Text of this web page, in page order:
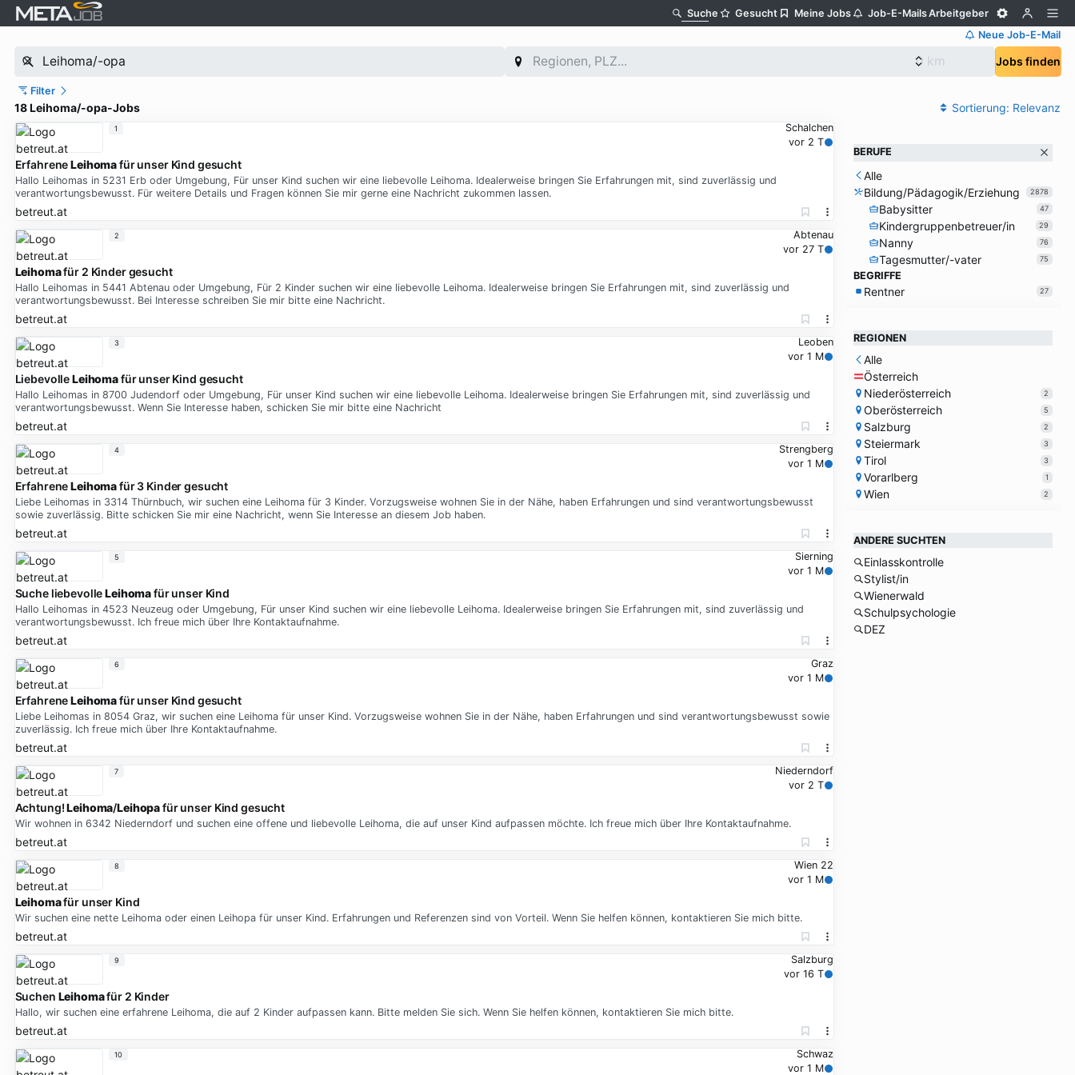
Suche Gesucht Meine Jobs Job-E-MailsArbeitgeber
Neue Job-E-Mail
Jobs finden
Filter
18 Leihoma/-opa-Jobs Sortierung: Relevanz
Schalchen
vor 2 T
ErfahreneLeihomafür unser Kind gesucht
Hallo Leihomas in 5231 Erb oder Umgebung, Für unser Kind suchen wir eine liebevolle Leihoma. Idealerweise bringen Sie Erfahrungen mit, sind zuverlässig und
verantwortungsbewusst. Für weitere Details und Fragen können Sie mir gerne eine Nachricht zukommen lassen.
betreut.at
1
Abtenau
vor 27 T
Leihomafür 2 Kinder gesucht
Hallo Leihomas in 5441 Abtenau oder Umgebung, Für 2 Kinder suchen wir eine liebevolle Leihoma. Idealerweise bringen Sie Erfahrungen mit, sind zuverlässig und
verantwortungsbewusst. Bei Interesse schreiben Sie mir bitte eine Nachricht.
betreut.at
2
Leoben
vor 1 M
LiebevolleLeihomafür unser Kind gesucht
Hallo Leihomas in 8700 Judendorf oder Umgebung, Für unser Kind suchen wir eine liebevolle Leihoma. Idealerweise bringen Sie Erfahrungen mit, sind zuverlässig und
verantwortungsbewusst. Wenn Sie Interesse haben, schicken Sie mir bitte eine Nachricht
betreut.at
3
Strengberg
vor 1 M
ErfahreneLeihomafür 3 Kinder gesucht
Liebe Leihomas in 3314 Thürnbuch, wir suchen eine Leihoma für 3 Kinder. Vorzugsweise wohnen Sie in der Nähe, haben Erfahrungen und sind verantwortungsbewusst
sowie zuverlässig. Bitte schicken Sie mir eine Nachricht, wenn Sie Interesse an diesem Job haben.
betreut.at
4
Sierning
vor 1 M
Suche liebevolleLeihomafür unser Kind
Hallo Leihomas in 4523 Neuzeug oder Umgebung, Für unser Kind suchen wir eine liebevolle Leihoma. Idealerweise bringen Sie Erfahrungen mit, sind zuverlässig und
verantwortungsbewusst. Ich freue mich über Ihre Kontaktaufnahme.
betreut.at
5
Graz
vor 1 M
ErfahreneLeihomafür unser Kind gesucht
Liebe Leihomas in 8054 Graz, wir suchen eine Leihoma für unser Kind. Vorzugsweise wohnen Sie in der Nähe, haben Erfahrungen und sind verantwortungsbewusst sowie
zuverlässig. Ich freue mich über Ihre Kontaktaufnahme.
betreut.at
6
Niederndorf
vor 2 T
Achtung!Leihoma/Leihopafür unser Kind gesucht
Wir wohnen in 6342 Niederndorf und suchen eine offene und liebevolle Leihoma, die auf unser Kind aufpassen möchte. Ich freue mich über Ihre Kontaktaufnahme.
betreut.at
7
Wien 22
vor 1 M
Leihomafür unser Kind
Wir suchen eine nette Leihoma oder einen Leihopa für unser Kind. Erfahrungen und Referenzen sind von Vorteil. Wenn Sie helfen können, kontaktieren Sie mich bitte.
betreut.at
8
Salzburg
vor 16 T
Suchen Leihomafür 2 Kinder
Hallo, wir suchen eine erfahrene Leihoma, die auf 2 Kinder aufpassen kann. Bitte melden Sie sich. Wenn Sie helfen können, kontaktieren Sie mich bitte.
betreut.at
9
Schwaz
vor 1 M
10
BERUFE
Alle
Bildung/Pädagogik/Erziehung
2878
Babysitter 47
Kindergruppenbetreuer/in 29
Nanny 76
Tagesmutter/-vater 75
BEGRIFFE
Rentner 27
REGIONEN
Alle
Österreich
Niederösterreich
2
Oberösterreich 5
Salzburg 2
Steiermark 3
Tirol 3
Vorarlberg 1
Wien 2
ANDERE SUCHTEN
Einlasskontrolle
Stylist/in
Wienerwald
Schulpsychologie
DEZ